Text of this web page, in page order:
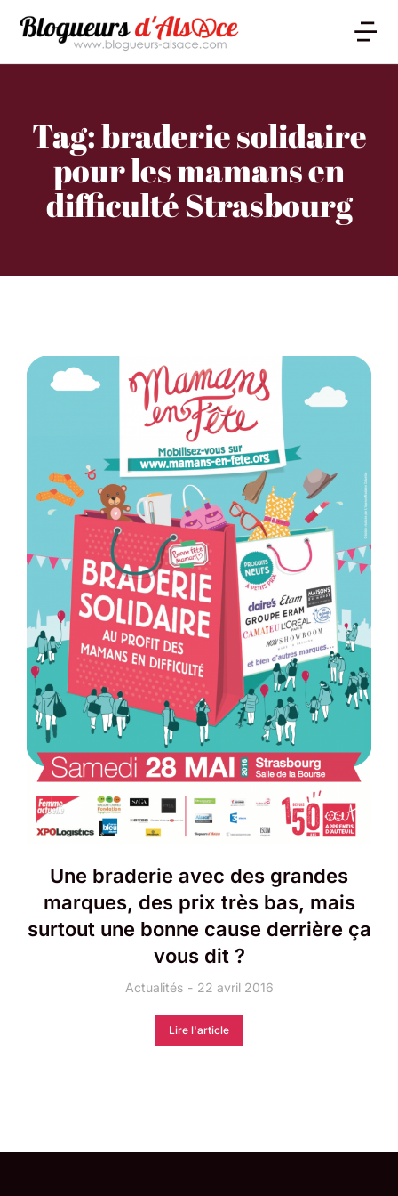
Tag: braderie solidaire
pour les mamans en
difficulté Strasbourg
Une braderie avec des grandes
marques, des prix très bas, mais
surtout une bonne cause derrière ça
vous dit ?
Actualités 22 avril 2016
Lire l'article